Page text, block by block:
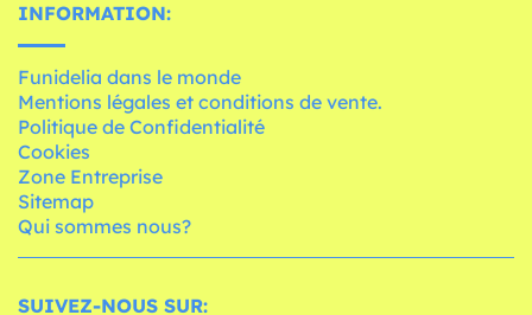
INFORMATION:
Funidelia dans le monde
Mentions légales et conditions de vente.
Politique de Confidentialité
Cookies
Zone Entreprise
Sitemap
Qui sommes nous?
SUIVEZ-NOUS SUR: